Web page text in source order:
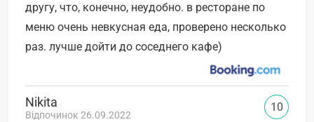
другу, что, конечно, неудобно. в ресторане по
меню очень невкусная еда, проверено несколько
раз. лучше дойти до соседнего кафе)
Nikita
Відпочинок 26.09.2022
10